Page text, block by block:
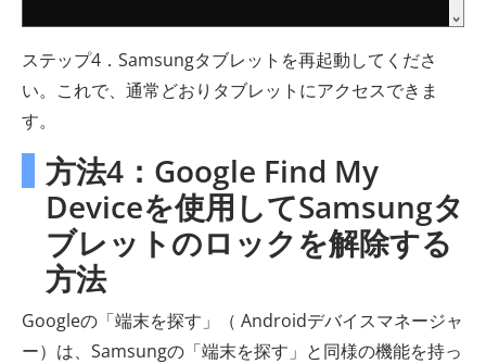
ステップ4．Samsungタブレットを再起動してくださ
い。これで、通常どおりタブレットにアクセスできま
す。
方法4：Google Find My
Deviceを使用してSamsungタ
ブレットのロックを解除する
方法
Googleの「端末を探す」（ Androidデバイスマネージャ
ー）は、Samsungの「端末を探す」と同様の機能を持っ